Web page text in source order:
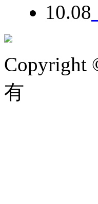
10.08
Copyright
有